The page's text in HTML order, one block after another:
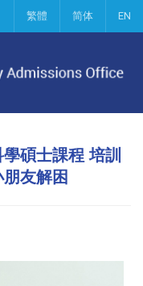
繁體 简体 EN
碩士課程 培訓
友解困